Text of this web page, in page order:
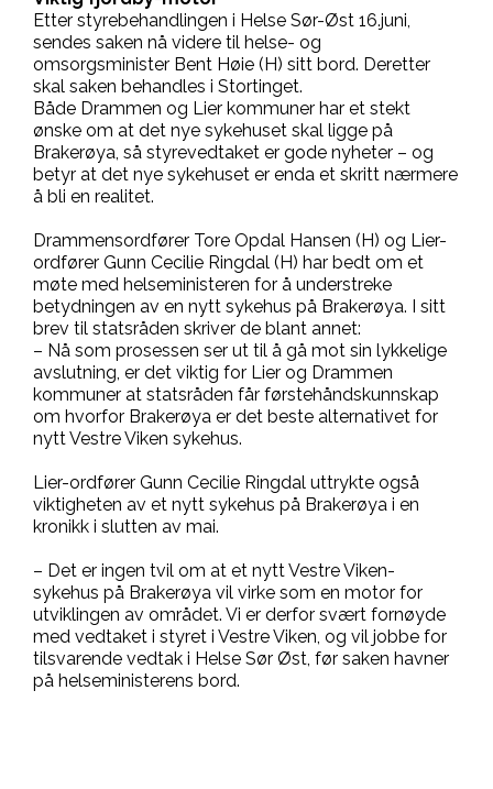
Etter styrebehandlingen i Helse Sør-Øst 16.juni,
sendes saken nå videre til helse- og
omsorgsminister Bent Høie (H) sitt bord. Deretter
skal saken behandles i Stortinget.
Både Drammen og Lier kommuner har et stekt
ønske om at det nye sykehuset skal ligge på
Brakerøya, så styrevedtaket er gode nyheter – og
betyr at det nye sykehuset er enda et skritt nærmere
å bli en realitet.
Drammensordfører Tore Opdal Hansen (H) og Lier-
ordfører Gunn Cecilie Ringdal (H) har bedt om et
møte med helseministeren for å understreke
betydningen av en nytt sykehus på Brakerøya. I sitt
brev til statsråden skriver de blant annet:
– Nå som prosessen ser ut til å gå mot sin lykkelige
avslutning, er det viktig for Lier og Drammen
kommuner at statsråden får førstehåndskunnskap
om hvorfor Brakerøya er det beste alternativet for
nytt Vestre Viken sykehus.
Lier-ordfører Gunn Cecilie Ringdal uttrykte også
viktigheten av et nytt sykehus på Brakerøya i en
kronikk i slutten av mai.
– Det er ingen tvil om at et nytt Vestre Viken-
sykehus på Brakerøya vil virke som en motor for
utviklingen av området. Vi er derfor svært fornøyde
med vedtaket i styret i Vestre Viken, og vil jobbe for
tilsvarende vedtak i Helse Sør Øst, før saken havner
på helseministerens bord.